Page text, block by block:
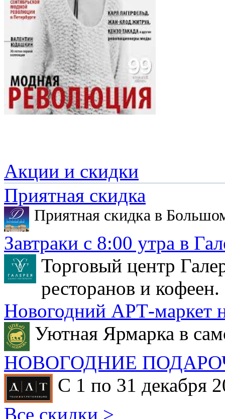
Акции и скидки
Приятная скидка
Приятная скидка в
Завтраки с 8:00 утра в
Торговый центр
ресторанов и кофеен.
Новогодний АРТ-маркет
Уютная Ярмарка в
НОВОГОДНИЕ
С 1 по 31 декабря
Все скидки >